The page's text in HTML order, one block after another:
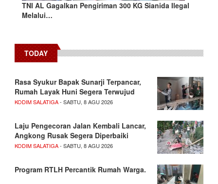
TNI AL Gagalkan Pengiriman 300 KG Sianida Ilegal
Melalui…
TODAY
Rasa Syukur Bapak Sunarji Terpancar,
Rumah Layak Huni Segera Terwujud
KODIM SALATIGA- SABTU, 8 AGU 2026
Laju Pengecoran Jalan Kembali Lancar,
Angkong Rusak Segera Diperbaiki
KODIM SALATIGA- SABTU, 8 AGU 2026
Program RTLH Percantik Rumah Warga.